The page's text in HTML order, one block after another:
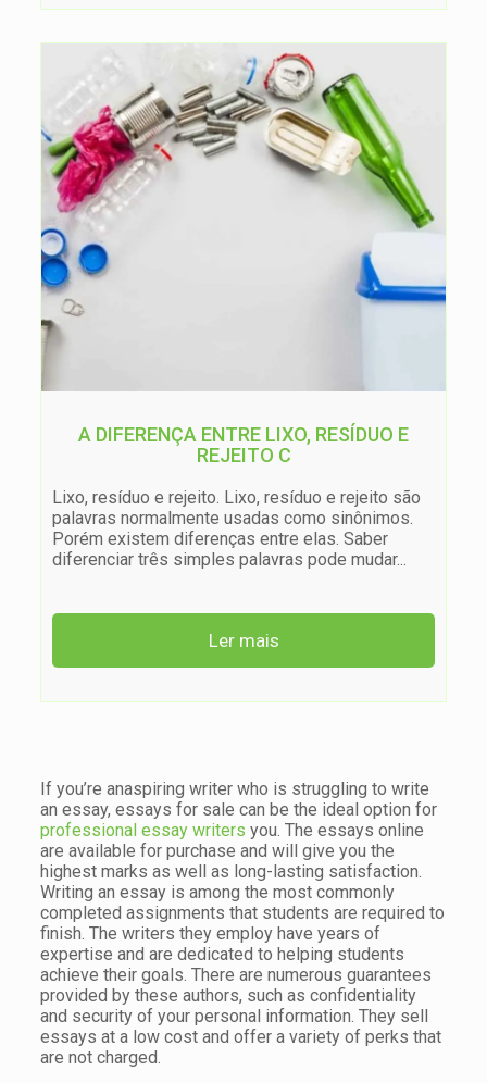
A DIFERENÇA ENTRE LIXO, RESÍDUO E
REJEITO C
Lixo, resíduo e rejeito. Lixo, resíduo e rejeito são
palavras normalmente usadas como sinônimos.
Porém existem diferenças entre elas. Saber
diferenciar três simples palavras pode mudar...
Ler mais
If you’re anaspiring writer who is struggling to write
an essay, essays for sale can be the ideal option for
professional essay writers you. The essays online
are available for purchase and will give you the
highest marks as well as long-lasting satisfaction.
Writing an essay is among the most commonly
completed assignments that students are required to
finish. The writers they employ have years of
expertise and are dedicated to helping students
achieve their goals. There are numerous guarantees
provided by these authors, such as confidentiality
and security of your personal information. They sell
essays at a low cost and offer a variety of perks that
are not charged.